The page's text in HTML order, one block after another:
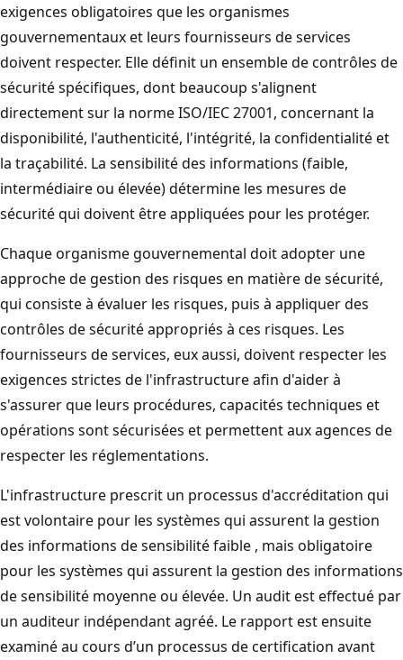
exigences obligatoires que les organismes
gouvernementaux et leurs fournisseurs de services
doivent respecter. Elle définit un ensemble de contrôles de
sécurité spécifiques, dont beaucoup s'alignent
directement sur la norme ISO/IEC 27001, concernant la
disponibilité, l'authenticité, l'intégrité, la confidentialité et
la traçabilité. La sensibilité des informations (faible,
intermédiaire ou élevée) détermine les mesures de
sécurité qui doivent être appliquées pour les protéger.
Chaque organisme gouvernemental doit adopter une
approche de gestion des risques en matière de sécurité,
qui consiste à évaluer les risques, puis à appliquer des
contrôles de sécurité appropriés à ces risques. Les
fournisseurs de services, eux aussi, doivent respecter les
exigences strictes de l'infrastructure afin d'aider à
s'assurer que leurs procédures, capacités techniques et
opérations sont sécurisées et permettent aux agences de
respecter les réglementations.
L'infrastructure prescrit un processus d'accréditation qui
est volontaire pour les systèmes qui assurent la gestion
des informations de sensibilité faible , mais obligatoire
pour les systèmes qui assurent la gestion des informations
de sensibilité moyenne ou élevée. Un audit est effectué par
un auditeur indépendant agréé. Le rapport est ensuite
examiné au cours d’un processus de certification avant